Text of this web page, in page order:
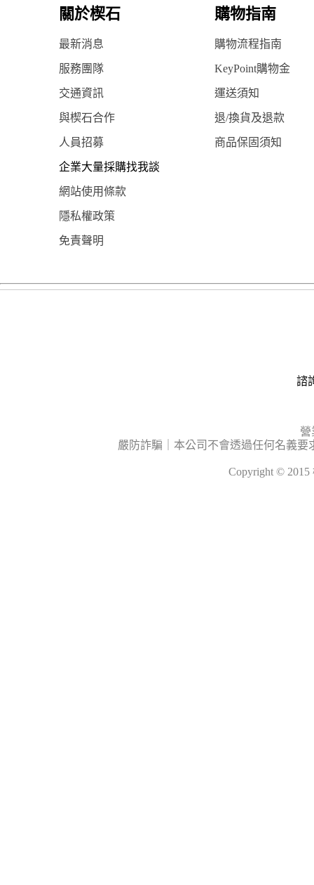
關於楔石 購物指南
最新消息 購物流程指南
服務團隊 KeyPoint購物金
交通資訊 運送須知
與楔石合作 退/換貨及退款
人員招募 商品保固須知
企業大量採購找我談
網站使用條款
隱私權政策
免責聲明
諮
營
嚴防詐騙｜本公司不會透過任何名義
Copyright ©